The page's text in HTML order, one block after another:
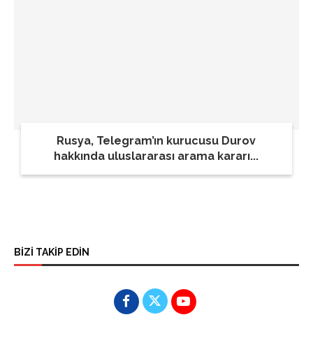
Rusya, Telegram’ın kurucusu Durov
hakkında uluslararası arama kararı...
BİZİ TAKİP EDİN